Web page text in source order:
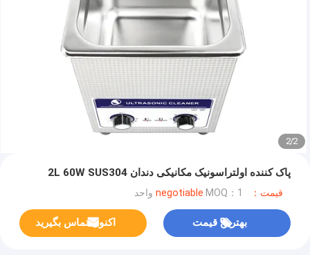
2
/
2
پاک کننده اولتراسونیک مکانیکی دندان 2L 60W SUS304
قیمت：negotiable MOQ：1 واحد
بهترین قیمت اکنون تماس بگیرید